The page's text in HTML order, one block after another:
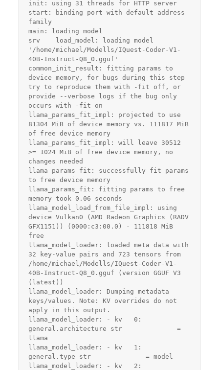
init: using 31 threads for HTTP server
start: binding port with default address
family
main: loading model
srv    load_model: loading model
'/home/michael/Modells/IQuest-Coder-V1-
40B-Instruct-Q8_0.gguf'
common_init_result: fitting params to
device memory, for bugs during this step
try to reproduce them with -fit off, or
provide --verbose logs if the bug only
occurs with -fit on
llama_params_fit_impl: projected to use
81304 MiB of device memory vs. 111817 MiB
of free device memory
llama_params_fit_impl: will leave 30512
>= 1024 MiB of free device memory, no
changes needed
llama_params_fit: successfully fit params
to free device memory
llama_params_fit: fitting params to free
memory took 0.06 seconds
llama_model_load_from_file_impl: using
device Vulkan0 (AMD Radeon Graphics (RADV
GFX1151)) (0000:c3:00.0) - 111818 MiB
free
llama_model_loader: loaded meta data with
32 key-value pairs and 723 tensors from
/home/michael/Modells/IQuest-Coder-V1-
40B-Instruct-Q8_0.gguf (version GGUF V3
(latest))
llama_model_loader: Dumping metadata
keys/values. Note: KV overrides do not
apply in this output.
llama_model_loader: - kv   0:
general.architecture str              =
llama
llama_model_loader: - kv   1:
general.type str              = model
llama_model_loader: - kv   2: